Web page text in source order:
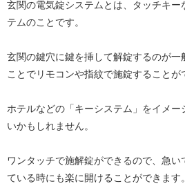
玄関の電気錠システムとは、タッチキー
テムのことです。
玄関の鍵穴に鍵を挿して解錠するのが一
ことでリモコンや指紋で施錠することが
ホテルなどの「キーシステム」をイメー
いかもしれません。
ワンタッチで施解錠ができるので、急い
ている時にも楽に開けることができます。